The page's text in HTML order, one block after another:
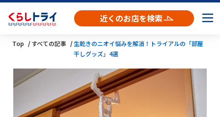
近くのお店を検索
Top すべての記事
生乾きのニオイ悩みを解消！トライアルの「部屋
干しグッズ」4選